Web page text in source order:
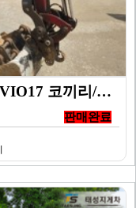
얀마/굴삭기/1.7톤 미니굴삭기/VIO17 코끼리/20…
판매완료